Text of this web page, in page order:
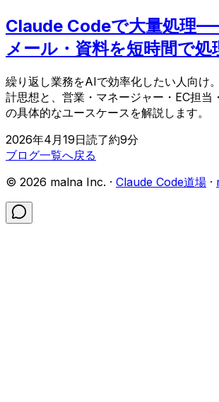
Claude Codeで大量処理
メール・資料を短時間で処
繰り返し業務をAIで効率化したい人向け
計思想と、営業・マネージャー・EC担当
の具体的なユースケースを解説します。
2026年4月19日読了約9分
ブログ一覧へ戻る
© 2026 malna Inc. · Claude Code道場 ·